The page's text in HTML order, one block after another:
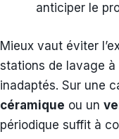
anticiper le
Mieux vaut éviter
stations de lavage
inadaptés. Sur une
céramique ou un
périodique suffit à